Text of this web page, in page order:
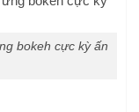
bokeh cực kỳ ấn